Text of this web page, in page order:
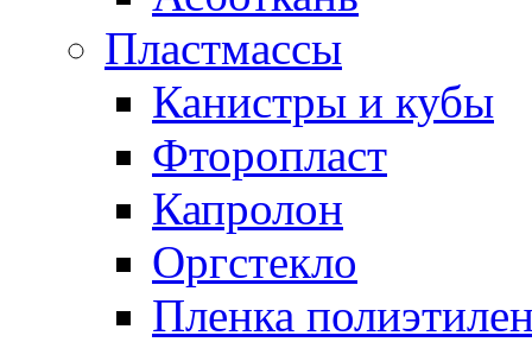
Пластмассы
Канистры и кубы
Фторопласт
Капролон
Оргстекло
Пленка